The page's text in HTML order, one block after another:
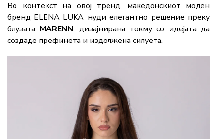
Во контекст на овој тренд, македонскиот моден
бренд ELENA LUKA нуди елегантно решение преку
блузата MARENN, дизајнирана токму со идејата да
создаде префинета и издолжена силуета.